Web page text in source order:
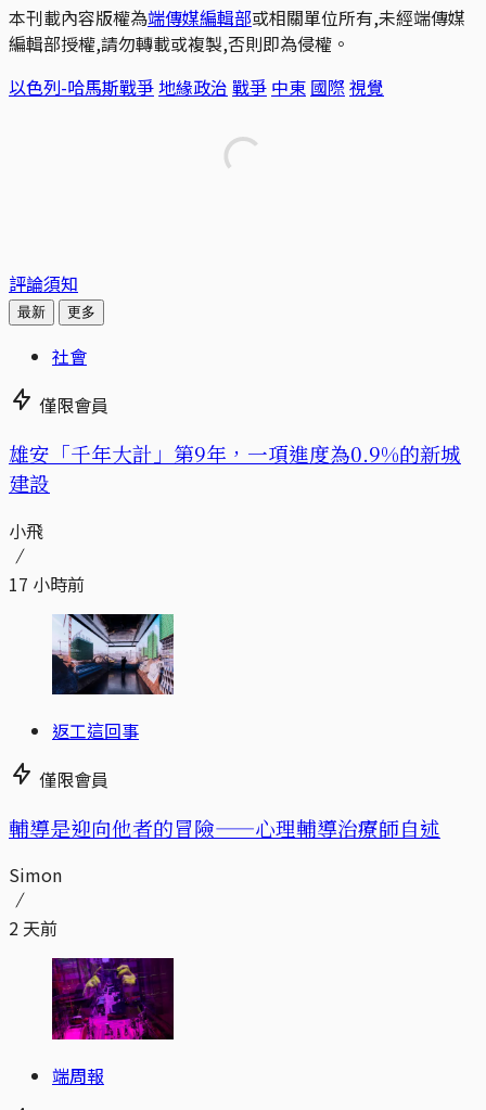
本刊載內容版權為端傳媒編輯部或相關單位所有,未經端傳媒
編輯部授權,請勿轉載或複製,否則即為侵權。
以色列-哈馬斯戰爭地緣政治 戰爭 中東 國際視覺
評論須知
最新 更多
社會
僅限會員
​​雄安「千年大計」第9年，一項進度為0.9%的新城
建設
小飛
17 小時前
返工這回事
僅限會員
輔導是迎向他者的冒險——心理輔導治療師自述
Simon
2 天前
端周報